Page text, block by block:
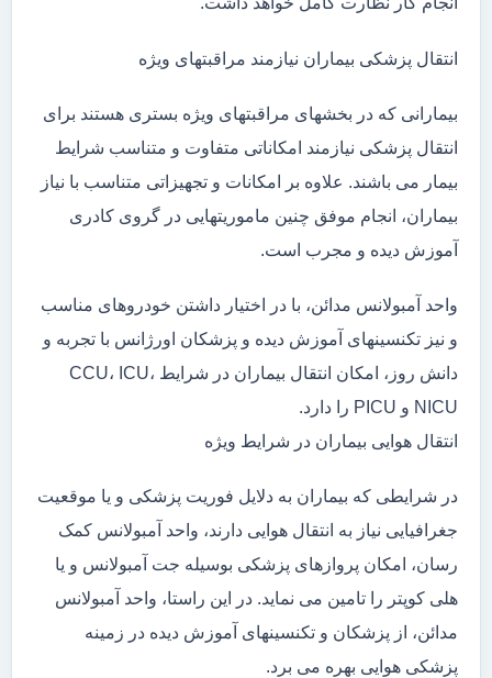
انتقال پزشکی بیماران نیازمند مراقبتهای ویژه
بیمارانی که در بخشهای مراقبتهای ویژه بستری هستند برای
انتقال پزشکی نیازمند امکاناتی متفاوت و متناسب شرایط
بیمار می باشند. علاوه بر امکانات و تجهیزاتی متناسب با نیاز
بیماران، انجام موفق چنین ماموریتهایی در گروی کادری
آموزش دیده و مجرب است.
واحد آمبولانس مدائن، با در اختیار داشتن خودروهای مناسب
و نیز تکنسینهای آموزش دیده و پزشکان اورژانس با تجربه و
دانش روز، امکان انتقال بیماران در شرایط CCU، ICU،
NICU و PICU را دارد.
انتقال هوایی بیماران در شرایط ویژه
در شرایطی که بیماران به دلایل فوریت پزشکی و یا موقعیت
جغرافیایی نیاز به انتقال هوایی دارند، واحد آمبولانس کمک
رسان، امکان پروازهای پزشکی بوسیله جت آمبولانس و یا
هلی کوپتر را تامین می نماید. در این راستا، واحد آمبولانس
مدائن، از پزشکان و تکنسینهای آموزش دیده در زمینه
پزشکی هوایی بهره می برد.